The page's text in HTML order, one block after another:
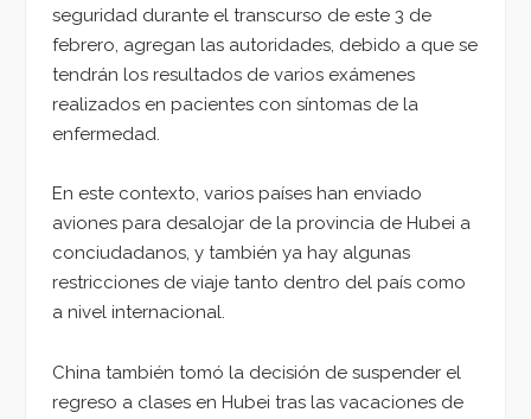
seguridad durante el transcurso de este 3 de
febrero, agregan las autoridades, debido a que se
tendrán los resultados de varios exámenes
realizados en pacientes con síntomas de la
enfermedad.
En este contexto, varios países han enviado
aviones para desalojar de la provincia de Hubei a
conciudadanos, y también ya hay algunas
restricciones de viaje tanto dentro del país como
a nivel internacional.
China también tomó la decisión de suspender el
regreso a clases en Hubei tras las vacaciones de